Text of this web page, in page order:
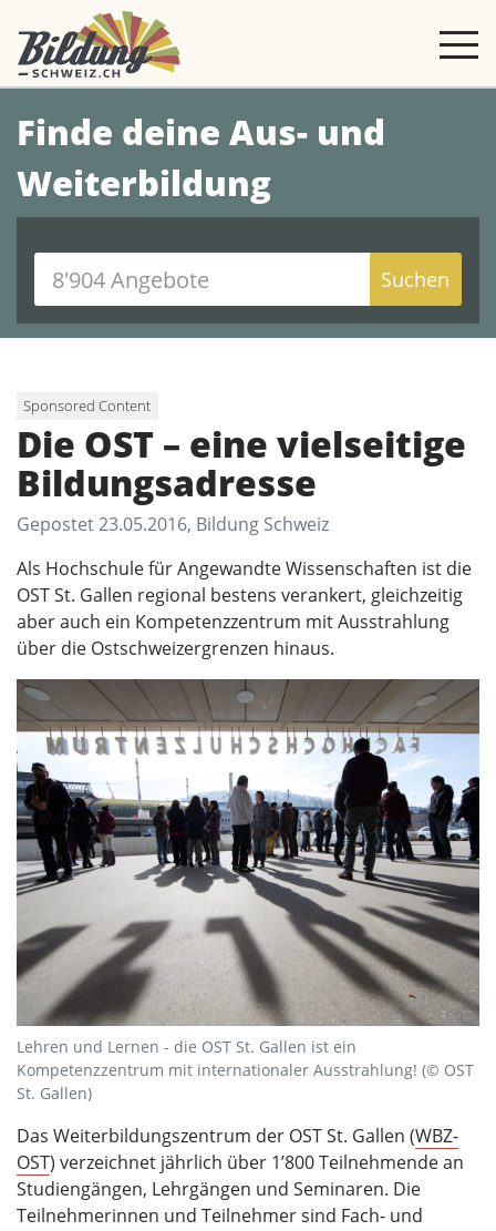
Finde deine Aus- und
Weiterbildung
Suchen
Sponsored Content
Die OST – eine vielseitige
Bildungsadresse
Gepostet 23.05.2016, Bildung Schweiz
Als Hochschule für Angewandte Wissenschaften ist die
OST St. Gallen regional bestens verankert, gleichzeitig
aber auch ein Kompetenzzentrum mit Ausstrahlung
über die Ostschweizergrenzen hinaus.
Lehren und Lernen - die OST St. Gallen ist ein
Kompetenzzentrum mit internationaler Ausstrahlung! (© OST
St. Gallen)
Das Weiterbildungszentrum der OST St. Gallen (WBZ-
OST) verzeichnet jährlich über 1’800 Teilnehmende an
Studiengängen, Lehrgängen und Seminaren. Die
Teilnehmerinnen und Teilnehmer sind Fach- und